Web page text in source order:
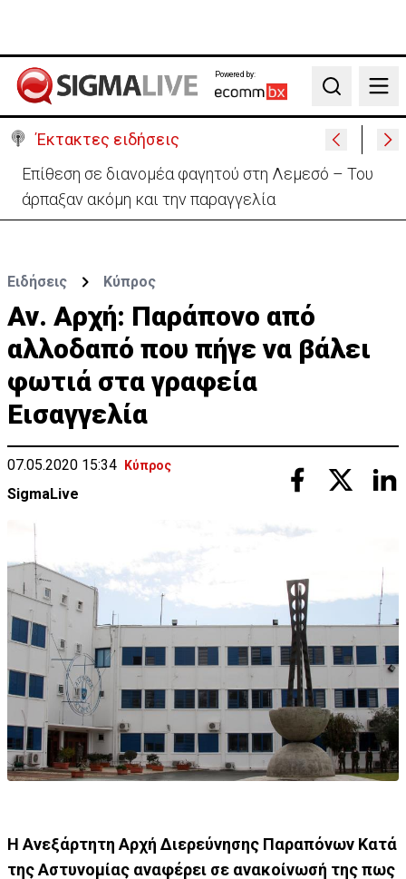
Powered by:
Search
Έκτακτες ειδήσεις
Ιταλία-Ισπανία: Στα άκρα η διπλωματική κόντρα για
το Σένγκεν
Ειδήσεις Κύπρος
Αν. Αρχή: Παράπονο από
αλλοδαπό που πήγε να βάλει
φωτιά στα γραφεία
Εισαγγελία
07.05.2020 15:34 Κύπρος
SigmaLive
Η Ανεξάρτητη Αρχή Διερεύνησης Παραπόνων Κατά
της Αστυνομίας αναφέρει σε ανακοίνωσή της πως